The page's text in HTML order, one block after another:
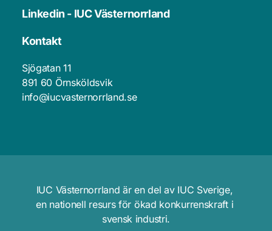
Linkedin - IUC Västernorrland
Kontakt
Sjögatan 11
891 60 Örnsköldsvik
info@iucvasternorrland.se
IUC Västernorrland är en del av IUC Sverige,
en nationell resurs för ökad konkurrenskraft i
svensk industri.